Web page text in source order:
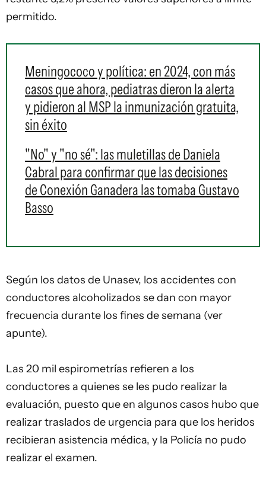
permitido.
Meningococo y política: en 2024, con más
casos que ahora, pediatras dieron la alerta
y pidieron al MSP la inmunización gratuita,
sin éxito
"No" y "no sé": las muletillas de Daniela
Cabral para confirmar que las decisiones
de Conexión Ganadera las tomaba Gustavo
Basso
Según los datos de Unasev, los accidentes con
conductores alcoholizados se dan con mayor
frecuencia durante los fines de semana (ver
apunte).
Las 20 mil espirometrías refieren a los
conductores a quienes se les pudo realizar la
evaluación, puesto que en algunos casos hubo que
realizar traslados de urgencia para que los heridos
recibieran asistencia médica, y la Policía no pudo
realizar el examen.